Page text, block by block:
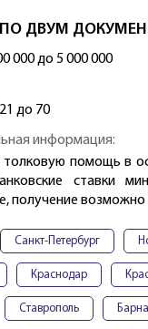
ДВУМ
000 до 5 000 000
до 70
информация:
толковую помощь в
ставки
получение возможно
Санкт-Петербург
Краснодар
Ставрополь